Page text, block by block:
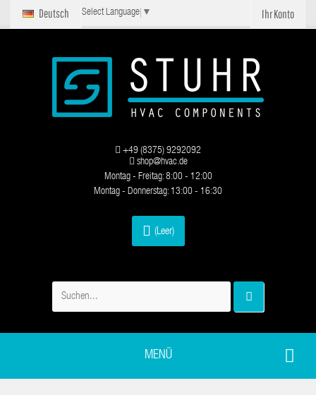
Ihr Konto
Deutsch Select Language ▼
(Leer)
+49 (8375) 9292092
shop@hvac.de
Montag - Freitag: 8:00 - 12:00
Montag - Donnerstag: 13:00 - 16:30
MENÜ